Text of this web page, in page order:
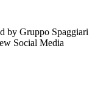
by Gruppo Spaggiari
Social Media